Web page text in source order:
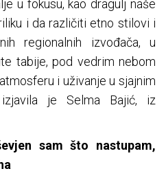
u fokusu, kao dragulj naše
i da različiti etno stilovi i
regionalnih izvođača, u
tabije, pod vedrim nebom
i uživanje u sjajnim
izjavila je Selma Bajić, iz
sam što nastupam,